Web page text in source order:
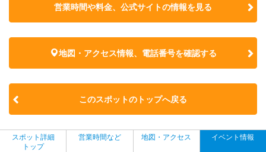
営業時間や料金、公式サイトの情報を見る
地図・アクセス情報、電話番号を確認する
このスポットのトップへ戻る
スポット詳細
トップ
営業時間など 地図・アクセス イベント情報